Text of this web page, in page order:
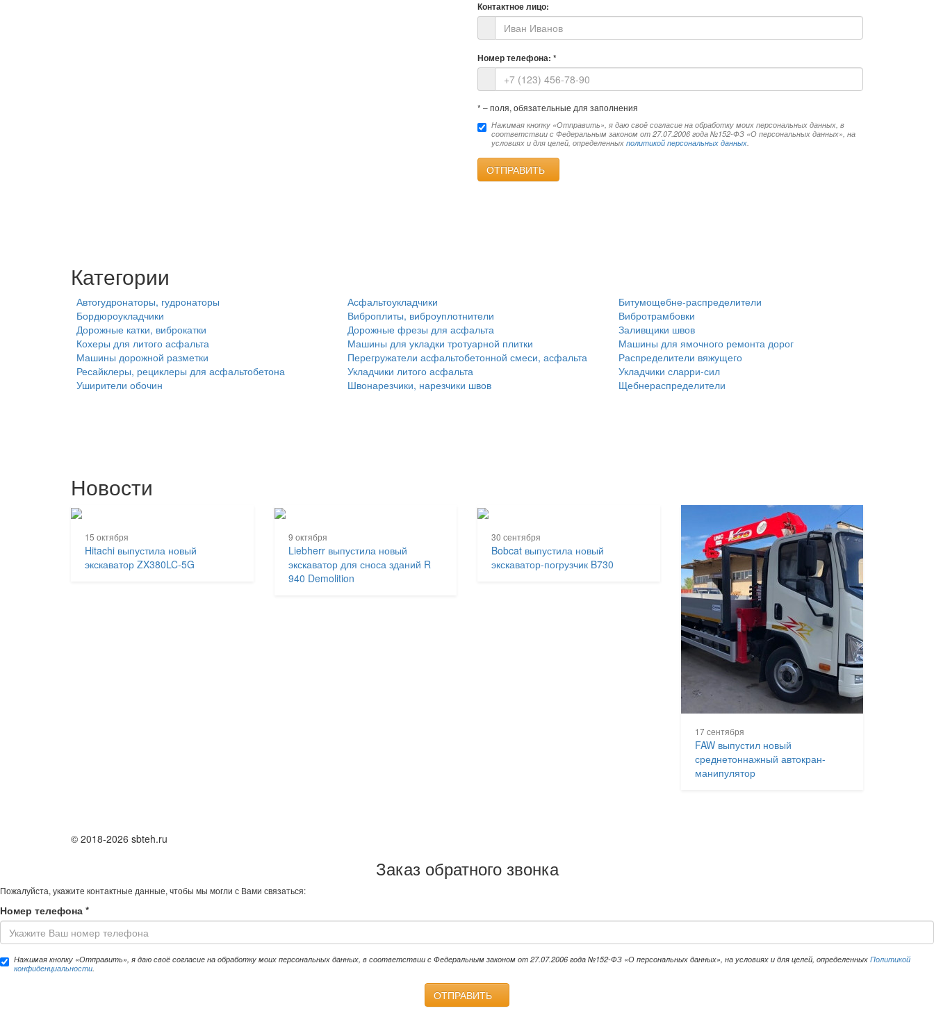
Контактное лицо:
Номер телефона: *
* – поля, обязательные для заполнения
Нажимая кнопку «Отправить», я даю своё согласие на обработку моих персональных данных, в
соответствии с Федеральным законом от 27.07.2006 года №152-ФЗ «О персональных данных», на
условиях и для целей, определенных политикой персональных данных.
ОТПРАВИТЬ
Категории
Автогудронаторы, гудронаторы Асфальтоукладчики
Битумощебне-распределители
Бордюроукладчики
Виброплиты, виброуплотнители
Вибротрамбовки
Дорожные катки, виброкатки
Дорожные фрезы для асфальта
Заливщики швов
Кохеры для литого асфальта
Машины для укладки тротуарной плитки
Машины для ямочного ремонта дорог
Машины дорожной разметки
Перегружатели асфальтобетонной смеси, асфальта
Распределители вяжущего
Ресайклеры, рециклеры для асфальтобетона
Укладчики литого асфальта
Укладчики сларри-сил
Уширители обочин
Швонарезчики, нарезчики швов Щебнераспределители
Новости
15 октября
Hitachi выпустила новый
экскаватор ZX380LC-5G
9 октября
Liebherr выпустила новый
экскаватор для сноса зданий R
940 Demolition
30 сентября
Bobcat выпустила новый
экскаватор-погрузчик B730
17 сентября
FAW выпустил новый
среднетоннажный автокран-
манипулятор
© 2018-2026 sbteh.ru
Заказ обратного звонка
Пожалуйста, укажите контактные данные, чтобы мы могли с Вами связаться:
Номер телефона *
Нажимая кнопку «Отправить», я даю своё согласие на обработку моих персональных данных, в соответствии с Федеральным законом от 27.07.2006 года №152-ФЗ «О персональных данных», на условиях и для целей, определенных Политикой
конфиденциальности.
ОТПРАВИТЬ